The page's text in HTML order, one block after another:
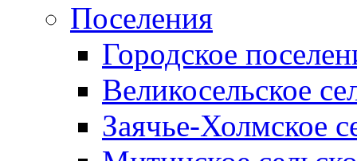
Поселения
Городское
Великосельское
Заячье-Холмское